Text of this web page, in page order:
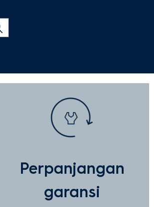
Perpanjangan
garansi